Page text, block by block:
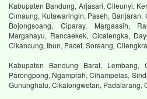
Kabupaten Bandung, Arjasari, Cileunyi,
Cimaung, Kutawaringin, Paseh, Banjaran,
Bojongsoang, Ciparay, Margaasih,
Margahayu, Rancaekek, Cicalengka,
Cikancung, Ibun, Pacet, Soreang,
Kabupaten Bandung Barat, Lembang,
Parongpong, Ngamprah, Cihampelas,
Gununghalu, Cikalongwetan, Padalarang,